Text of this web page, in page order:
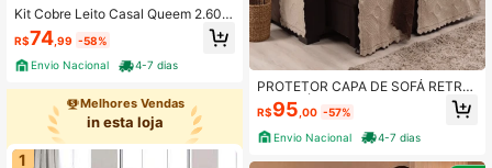
Kit Cobre Leito Casal Queem 2.60x
2.40 Patchwork Floral Matelado Du
pla Face Premium
R$74 ,99 -58%
Envio Nacional
4-7 dias
Melhores Vendas
in esta loja
1
PROTETOR CAPA DE SOFÁ RETRÁ
TIL 2 MÓDULOS – DUPLA FACE M
ATELADO- TABACO AVELÃ
R$95 ,00 -57%
Envio Nacional
4-7 dias